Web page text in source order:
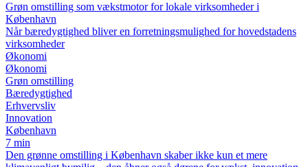
Grøn omstilling som vækstmotor for lokale virksomheder i
København
Når bæredygtighed bliver en forretningsmulighed for hovedstadens
virksomheder
Økonomi
Økonomi
Grøn omstilling
Bæredygtighed
Erhvervsliv
Innovation
København
7 min
Den grønne omstilling i København skaber ikke kun et mere